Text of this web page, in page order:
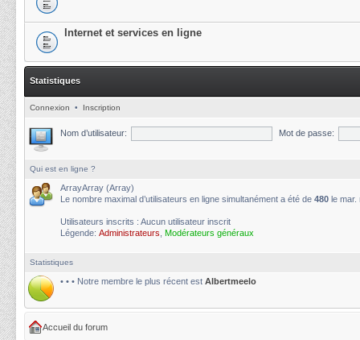
Internet et services en ligne
Statistiques
Connexion • Inscription
Nom d’utilisateur: Mot de passe:
Qui est en ligne ?
ArrayArray (Array)
Le nombre maximal d’utilisateurs en ligne simultanément a été de 480 le mar.
Utilisateurs inscrits : Aucun utilisateur inscrit
Légende: Administrateurs Modérateurs généraux
Statistiques
• • • Notre membre le plus récent est Albertmeelo
Accueil du forum